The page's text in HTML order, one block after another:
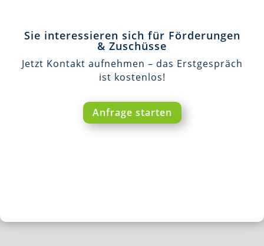
Sie interessieren sich für Förderungen
& Zuschüsse
Jetzt Kontakt aufnehmen – das Erstgespräch
ist kostenlos!
Anfrage starten